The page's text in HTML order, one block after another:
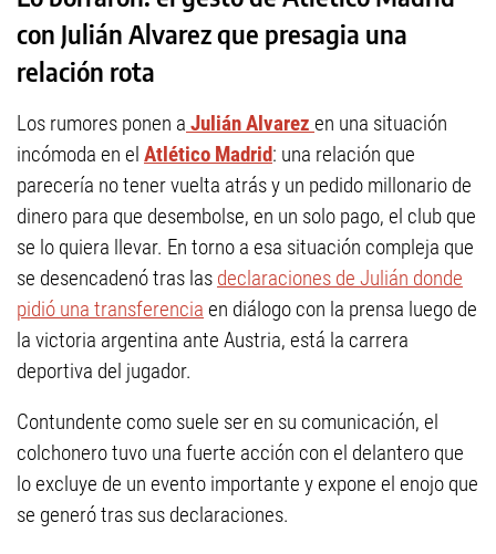
con Julián Alvarez que presagia una
relación rota
Los rumores ponen a Julián Alvarez en una situación
incómoda en el Atlético Madrid: una relación que
parecería no tener vuelta atrás y un pedido millonario de
dinero para que desembolse, en un solo pago, el club que
se lo quiera llevar. En torno a esa situación compleja que
se desencadenó tras las declaraciones de Julián donde
pidió una transferencia en diálogo con la prensa luego de
la victoria argentina ante Austria, está la carrera
deportiva del jugador.
Contundente como suele ser en su comunicación, el
colchonero tuvo una fuerte acción con el delantero que
lo excluye de un evento importante y expone el enojo que
se generó tras sus declaraciones.